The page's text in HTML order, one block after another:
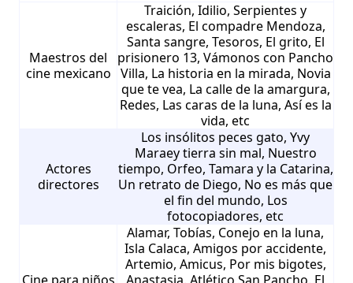
Maestros del
cine mexicano
Traición, Idilio, Serpientes y
escaleras, El compadre Mendoza,
Santa sangre, Tesoros, El grito, El
prisionero 13, Vámonos con Pancho
Villa, La historia en la mirada, Novia
que te vea, La calle de la amargura,
Redes, Las caras de la luna, Así es la
vida, etc
Actores
directores
Los insólitos peces gato, Yvy
Maraey tierra sin mal, Nuestro
tiempo, Orfeo, Tamara y la Catarina,
Un retrato de Diego, No es más que
el fin del mundo, Los
fotocopiadores, etc
Alamar, Tobías, Conejo en la luna,
Isla Calaca, Amigos por accidente,
Artemio, Amicus, Por mis bigotes,